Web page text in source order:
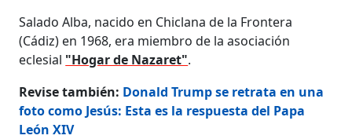
Salado Alba, nacido en Chiclana de la Frontera
(Cádiz) en 1968, era miembro de la asociación
eclesial "Hogar de Nazaret".
Revise también: Donald Trump se retrata en una
foto como Jesús: Esta es la respuesta del Papa
León XIV